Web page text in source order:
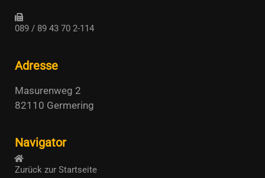
089 / 89 43 70 2-114
Adresse
Masurenweg 2
82110 Germering
Navigator
Zurück zur Startseite